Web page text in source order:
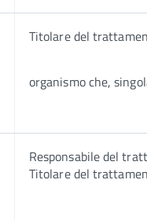
Titolare del
organismo che,
Responsabile del
Titolare del